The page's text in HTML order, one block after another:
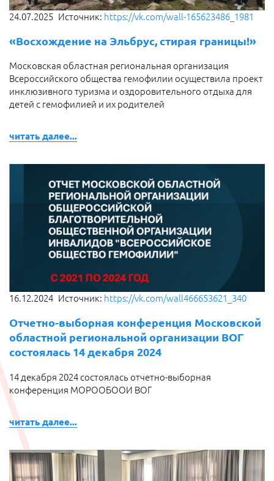
24.07.2025 Источник: https://vk.com/wall-165623486_1981
«Восхождение на Эльбрус, стирая границы!»
Московская областная региональная организация
Всероссийского общества гемофилии осуществила проект
инклюзивного туризма и оздоровительного отдыха для
детей с гемофилией и их родителей
читать далее...
16.12.2024 Источник: https://vk.com/wall466653621_340
Отчетно-выборная конференция Московской
областной региональной организации ВОГ
состоялась 14 декабря 2024
14 декабря 2024 состоялась отчетно-выборная
конференция МОРООБООИ ВОГ
читать далее...